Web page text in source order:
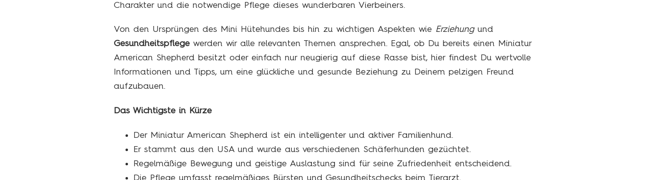
Charakter und die notwendige Pflege dieses wunderbaren Vierbeiners.
Von den Ursprüngen des Mini Hütehundes bis hin zu wichtigen Aspekten wie Erziehungund
Gesundheitspflege werden wir alle relevanten Themen ansprechen. Egal, ob Du bereits einen Miniatur
American Shepherd besitzt oder einfach nur neugierig auf diese Rasse bist, hier findest Du wertvolle
Informationen und Tipps, um eine glückliche und gesunde Beziehung zu Deinem pelzigen Freund
aufzubauen.
Das Wichtigste in Kürze
Der Miniatur American Shepherd ist ein intelligenter und aktiver Familienhund.
Er stammt aus den USA und wurde aus verschiedenen Schäferhunden gezüchtet.
Regelmäßige Bewegung und geistige Auslastung sind für seine Zufriedenheit entscheidend.
Die Pflege umfasst regelmäßiges Bürsten und Gesundheitschecks beim Tierarzt.